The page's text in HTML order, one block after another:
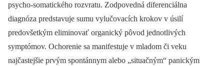
psycho-somatického rozvratu. Zodpovedná diferenciálna
diagnóza predstavuje sumu vylučovacích krokov v úsilí
predovšetkým eliminovať organický pôvod jednotlivých
symptómov. Ochorenie sa manifestuje v mladom či veku
najčastejšie prvým spontánnym alebo „situačným“ panickým